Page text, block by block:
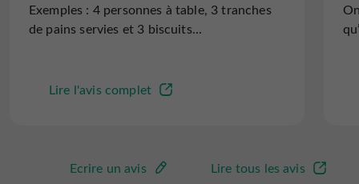
Exemples : 4 personnes à table, 3 tranches
de pains servies et 3 biscuits...
Lire l'avis complet
Lire tous les avis
Ecrire un avis